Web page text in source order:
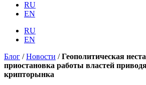
RU
EN
RU
EN
Блог /Новости /Геополитическая
приостановка работы властей
крипторынка